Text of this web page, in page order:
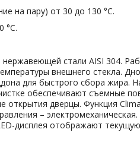
на пару) от 30 до 130 °С.
°С.
стали AISI 304.
внешнего стекла.
для быстрого сбора жира.
обеспечивают съемные
открытия дверцы. Функция
–
дисплея отображают